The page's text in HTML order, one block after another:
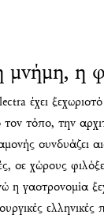
η
έχει
τόπο, την
συνδυάζει
σε χώρους
η γαστρονομία
ελληνικές